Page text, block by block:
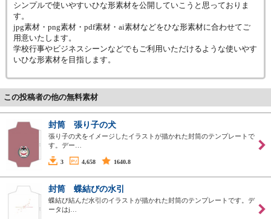
シンプルで使いやすいひな形素材を公開していこうと思っておりま
す。
jpg素材・png素材・pdf素材・ai素材などをひな形素材に合わせてご
用意いたします。
学校行事やビジネスシーンなどでもご利用いただけるような使いやす
いひな形素材を目指します。
この投稿者の他の無料素材
封筒 張り子の犬
張り子の犬をイメージしたイラストが描かれた封筒のテンプレートで
す。デー…
3 4,658 1640.8
封筒 蝶結びの水引
蝶結び結んだ水引のイラストが描かれた封筒のテンプレートです。デ
ータはj…